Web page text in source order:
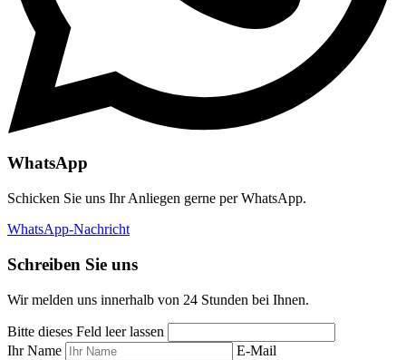
WhatsApp
Schicken Sie uns Ihr Anliegen gerne per WhatsApp.
WhatsApp-Nachricht
Schreiben Sie uns
Wir melden uns innerhalb von 24 Stunden bei Ihnen.
Bitte dieses Feld leer lassen
Ihr Name
E-Mail